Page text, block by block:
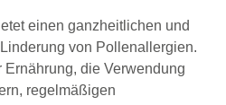
einen ganzheitlichen und
von Pollenallergien.
die Verwendung
regelmäßigen